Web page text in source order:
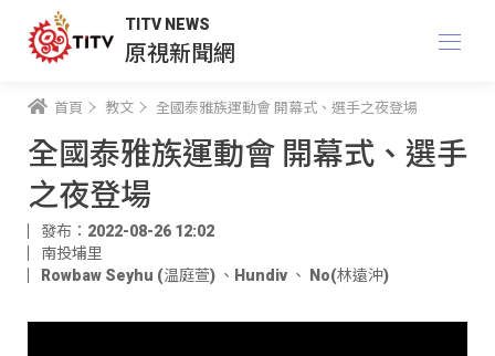
TITV NEWS
原視新聞網
首頁 教文 全國泰雅族運動會 開幕式、選手之夜登場
全國泰雅族運動會 開幕式、選手
之夜登場
發布：2022-08-26 12:02
南投埔里
Rowbaw Seyhu (温庭萱) 、 Hundiv 、 No(林遠沖)